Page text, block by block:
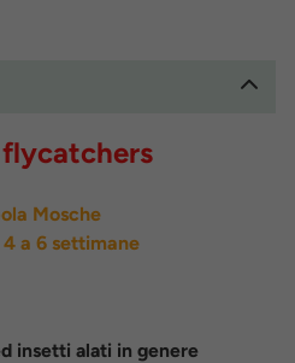
Mosche
a 6 settimane
insetti alati in genere